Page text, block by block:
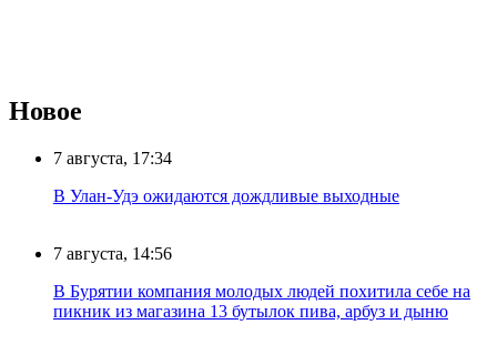
Новое
7 августа, 17:34
В Улан-Удэ ожидаются дождливые выходные
7 августа, 14:56
В Бурятии компания молодых людей похитила себе на
пикник из магазина 13 бутылок пива, арбуз и дыню